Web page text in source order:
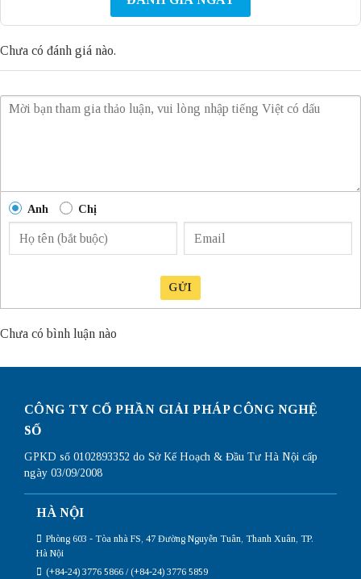
Chưa có đánh giá nào.
Anh Chị
GỬI
Chưa có bình luận nào
CÔNG TY CỔ PHẦN GIẢI PHÁP CÔNG NGHỆ
SỐ
GPKD số 0102893352 do Sở Kế Hoạch & Đầu Tư Hà Nội cấp
ngày 03/09/2008
HÀ NỘI
Phòng 603 - Tòa nhà FS, 47 Đường Nguyễn Tuân, Thanh Xuân, TP.
Hà Nội
(+84-24) 3776 5866 / (+84-24) 3776 5859